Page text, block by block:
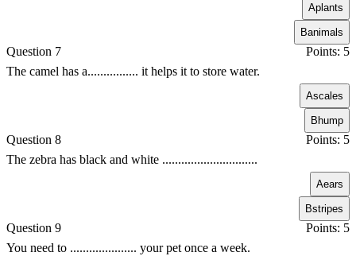
Aplants
Banimals
Question 7
Points: 5
The camel has a................ it helps it to store water.
Ascales
Bhump
Question 8
Points: 5
The zebra has black and white ..............................
Aears
Bstripes
Question 9
Points: 5
You need to ..................... your pet once a week.